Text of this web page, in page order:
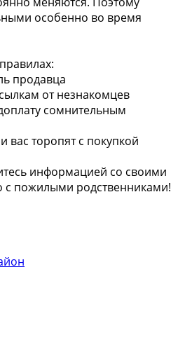
особенно во время
продавца
от незнакомцев
сомнительным
вас торопят с покупкой
информацией со своими
с пожилыми родственниками!